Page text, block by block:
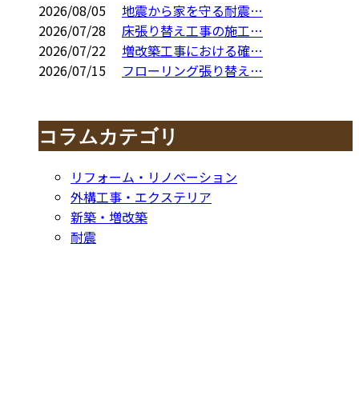
2026/08/05
地震から家を守る耐震…
2026/07/28
床張り替え工事の施工…
2026/07/22
増改築工事における確…
2026/07/15
フローリング張り替え…
コラムカテゴリ
リフォーム・リノベーション
外構工事・エクステリア
新築・増改築
耐震